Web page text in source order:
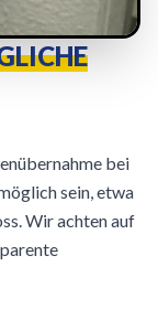
bei
sein, etwa
Wir achten auf